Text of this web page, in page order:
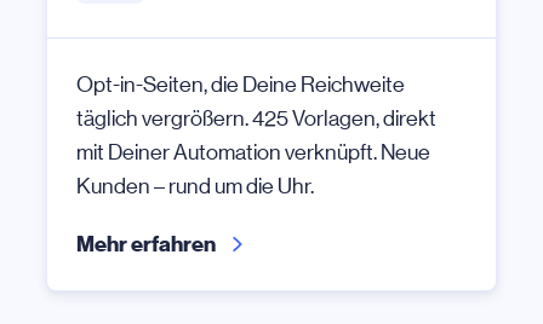
Opt-in-Seiten, die Deine Reichweite
täglich vergrößern. 425 Vorlagen, direkt
mit Deiner Automation verknüpft. Neue
Kunden – rund um die Uhr.
Mehr erfahren